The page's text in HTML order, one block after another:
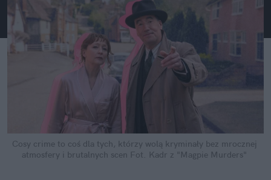
Cosy crime to coś dla tych, którzy wolą kryminały bez mrocznej
atmosfery i brutalnych scen Fot. Kadr z "Magpie Murders"